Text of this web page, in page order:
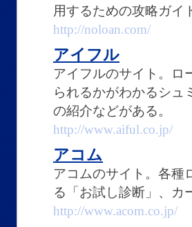
用するための攻略ガイ
http://noloan.com/
アイフル
アイフルのサイト。ロ
られるかがわかるシュ
の紹介などがある。
http://www.aiful.co.jp/
アコム
アコムのサイト。各種
る「お試し診断」、カ
http://www.acom.co.jp/